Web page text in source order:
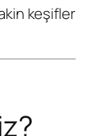
keşifler